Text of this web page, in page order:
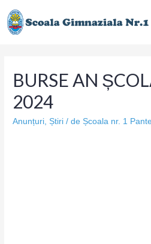
BURSE AN
2024
Anunțuri Știri / de Școala nr. 1